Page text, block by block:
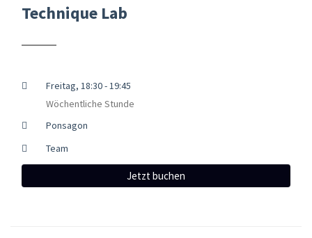
Technique Lab
Freitag, 18:30 - 19:45
Wöchentliche Stunde
Ponsagon
Team
Jetzt buchen